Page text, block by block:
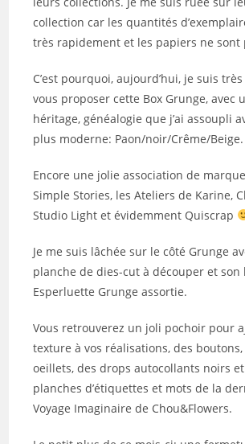
collection car les quantités
très rapidement et les papiers ne sont
C’est pourquoi, aujourd’hui, je suis
vous proposer cette Box Grunge, avec
héritage, généalogie que j’ai assoupli
plus moderne: Paon/noir/Crême/Beige.
Encore une jolie association de
Simple Stories, les Ateliers de Karine,
Studio Light et évidemment Quiscrap
Je me suis lâchée sur le côté Grunge
planche de dies-cut à découper et son
Esperluette Grunge assortie.
Vous retrouverez un joli pochoir pour
texture à vos réalisations, des
oeillets, des drops autocollants noirs
planches d’étiquettes et mots de la
Voyage Imaginaire de Chou&Flowers.